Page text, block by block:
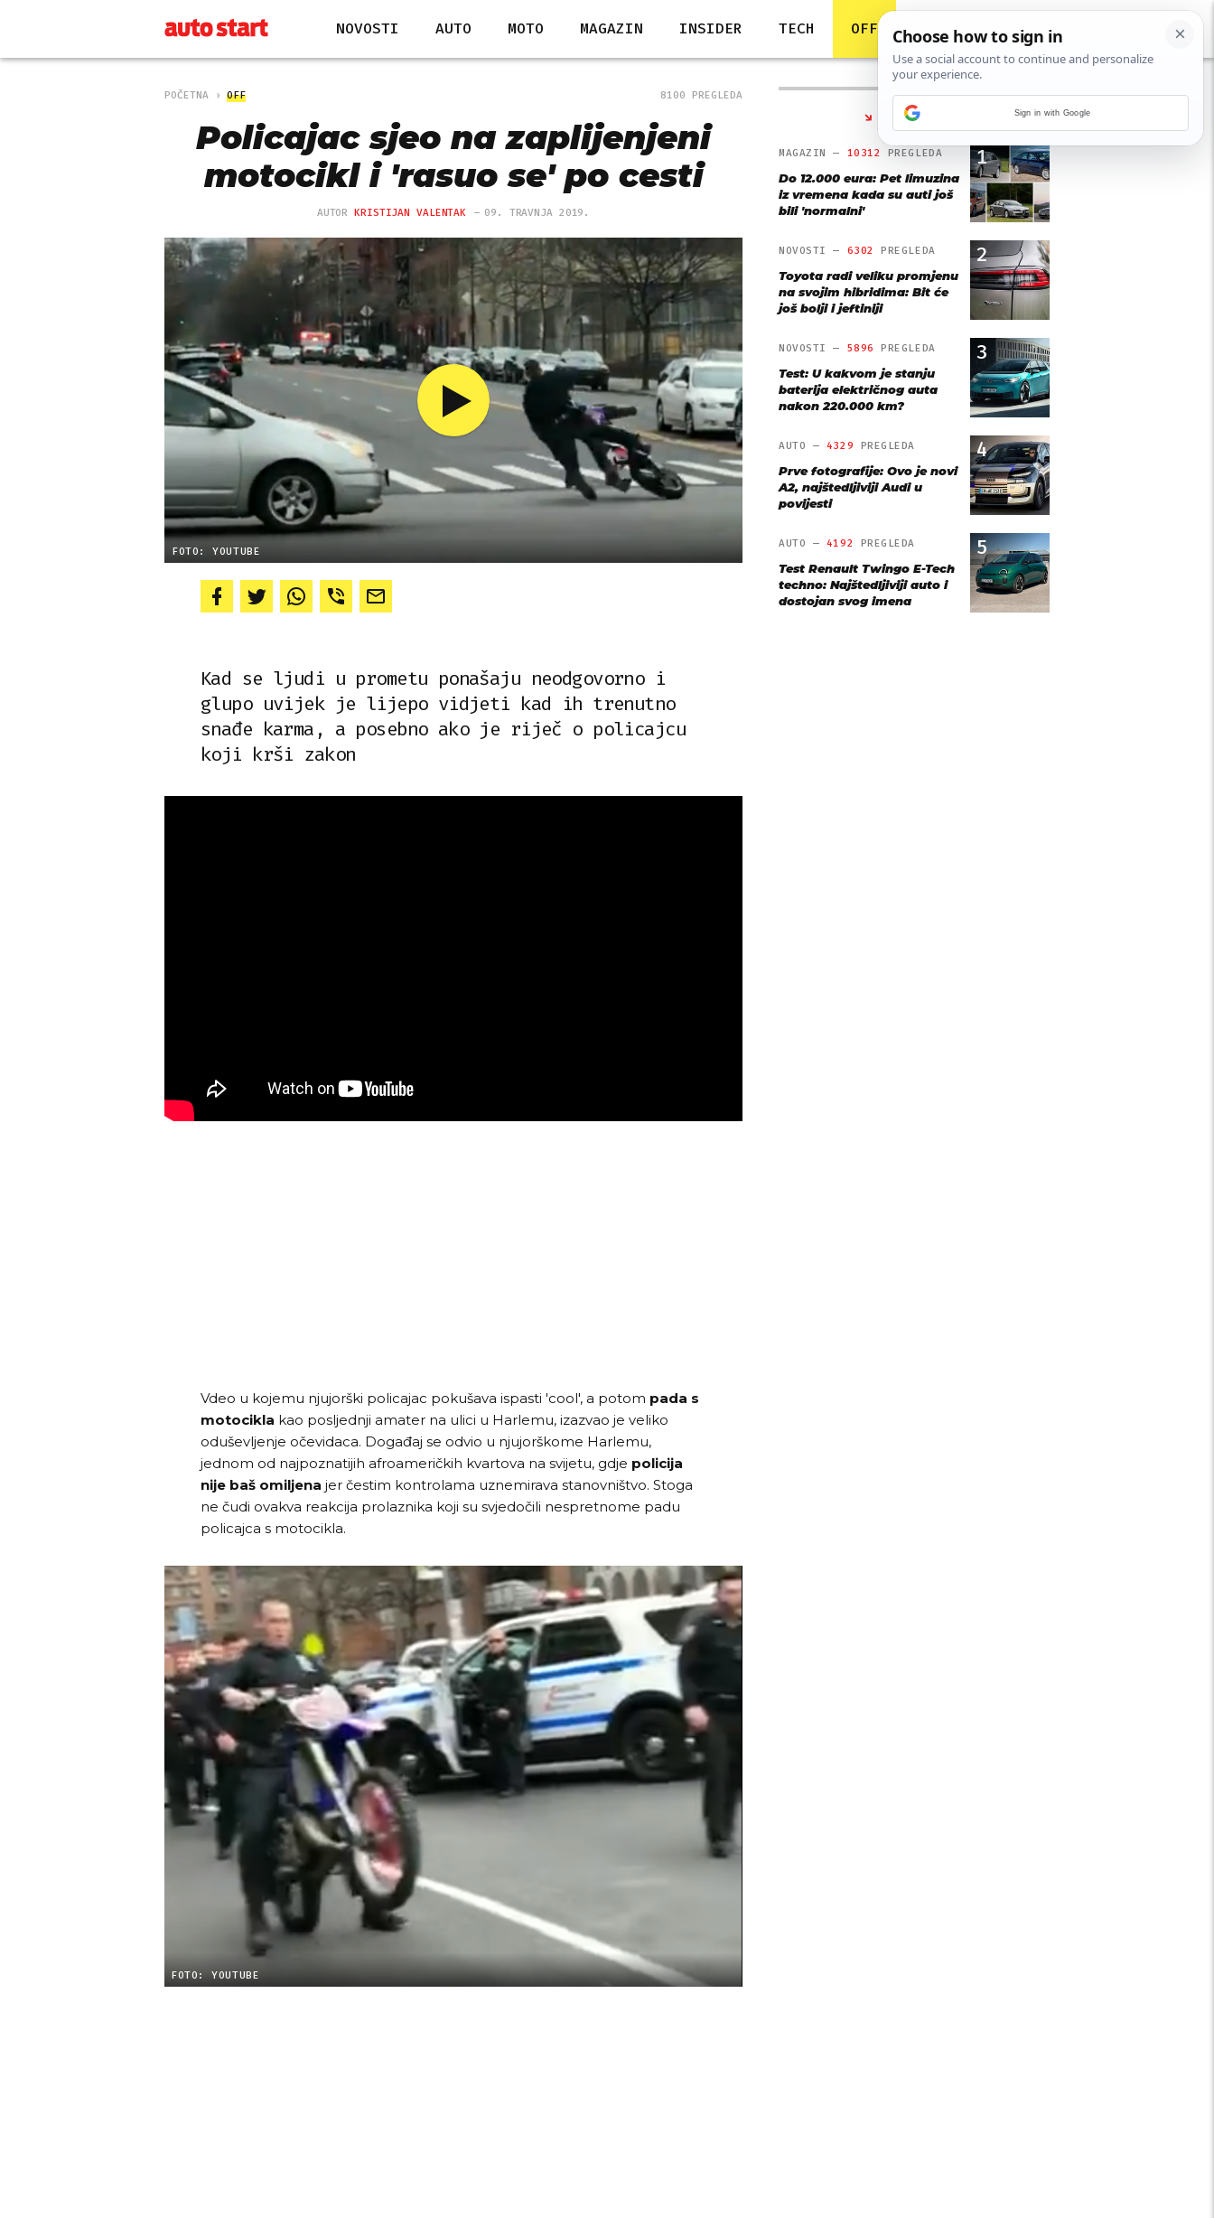
NOVOSTI AUTO MOTO MAGAZIN INSIDER TECH OFF
POČETNA OFF 8100 PREGLEDA
Policajac sjeo na zaplijenjeni
motocikl i 'rasuo se' po cesti
AUTORKRISTIJAN VALENTAK 09. TRAVNJA 2019.
FOTO: YOUTUBE
Kad se ljudi u prometu ponašaju neodgovorno i
glupo uvijek je lijepo vidjeti kad ih trenutno
snađe karma, a posebno ako je riječ o policajcu
koji krši zakon
Vdeo u kojemu njujorški policajac pokušava ispasti 'cool', a potom pada s
motocikla kao posljednji amater na ulici u Harlemu, izazvao je veliko
oduševljenje očevidaca. Događaj se odvio u njujorškome Harlemu,
jednom od najpoznatijih afroameričkih kvartova na svijetu, gdje policija
nije baš omiljena jer čestim kontrolama uznemirava stanovništvo. Stoga
ne čudi ovakva reakcija prolaznika koji su svjedočili nespretnome padu
policajca s motocikla.
FOTO: YOUTUBE
NAJČITANIJE
1
MAGAZIN — 10312 PREGLEDA
Do 12.000 eura: Pet limuzina
iz vremena kada su auti još
bili 'normalni'
2
NOVOSTI — 6302 PREGLEDA
Toyota radi veliku promjenu
na svojim hibridima: Bit će
još bolji i jeftiniji
3
NOVOSTI — 5896 PREGLEDA
Test: U kakvom je stanju
baterija električnog auta
nakon 220.000 km?
4
AUTO — 4329 PREGLEDA
Prve fotografije: Ovo je novi
A2, najštedljiviji Audi u
povijesti
5
AUTO — 4192 PREGLEDA
Test Renault Twingo E-Tech
techno: Najštedljiviji auto i
dostojan svog imena
Sign in with Google